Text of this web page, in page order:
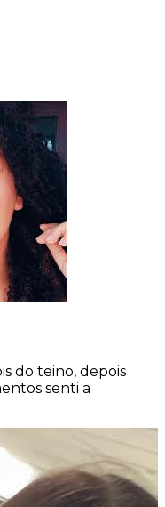
do teino, depois
senti a